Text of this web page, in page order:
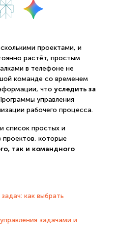
проектами, и
растёт, простым
в телефоне не
команде со временем
что уследить за
управления
рабочего процесса.
список простых и
которые
так и командного
как выбрать
задачами и